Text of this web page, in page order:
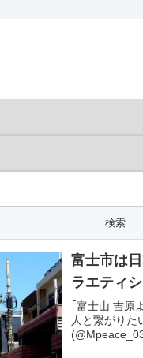
富士市は
ラエティ
｢富士山 吉原
人と繋がり